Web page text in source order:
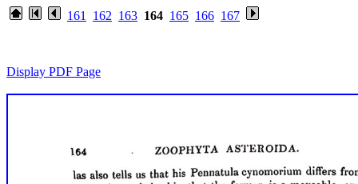
161 162 163 164 165 166 167
Display PDF Page